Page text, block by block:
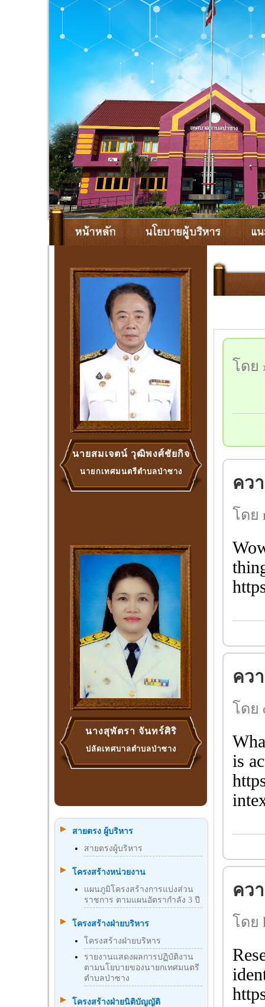
นายสมเจตน์ วุฒิพงศ์ชัยกิจ
นายกเทศมนตรีตำบลป่าซาง
นางสุพัตรา จันทร์ศิริ
ปลัดเทศบาลตำบลป่าซาง
สายตรง ผู้บริหาร
สายตรงผู้บริหาร
โครงสร้างหน่วยงาน
แผนภูมิโครงสร้างการแบ่งส่วน
ราชการ ตามแผนอัตรากำลัง 3 ปี
โครงสร้างฝ่ายบริหาร
โครงสร้างฝ่ายบริหาร
รายงานแสดงผลการปฏิบัติงาน
ตามนโยบายของนายกเทศมนตรี
ตำบลป่าซาง
โครงสร้างฝ่ายนิติบัญญัติ
โดย
คว
โดย
คว
โดย
is
คว
โดย